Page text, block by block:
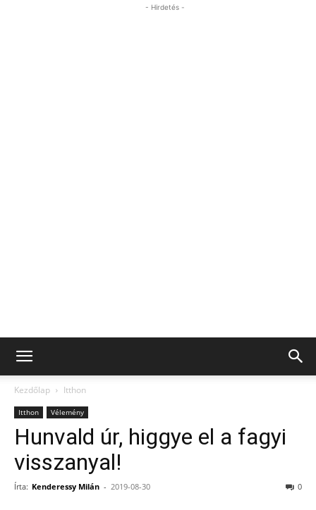
- Hirdetés -
Kezdőlap Itthon
Itthon Vélemény
Hunvald úr, higgye el a fagyi
visszanyal!
Írta: Kenderessy Milán - 2019-08-30 0